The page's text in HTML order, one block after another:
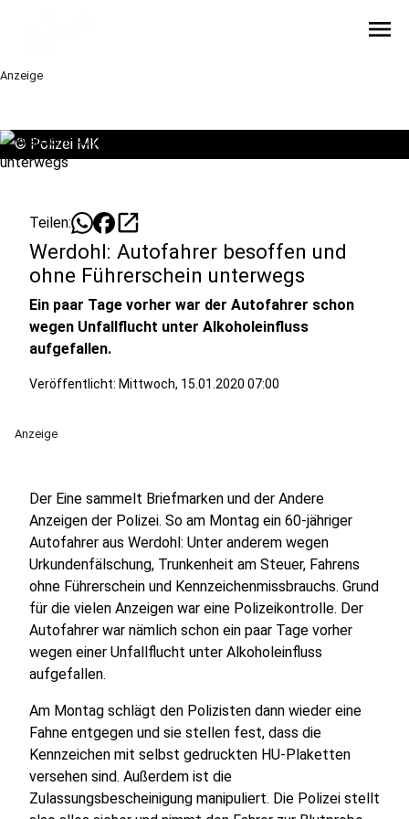
menu
Anzeige
© Polizei MK
Teilen: open_in_new
Werdohl: Autofahrer besoffen und
ohne Führerschein unterwegs
Ein paar Tage vorher war der Autofahrer schon
wegen Unfallflucht unter Alkoholeinfluss
aufgefallen.
Veröffentlicht: Mittwoch, 15.01.2020 07:00
Anzeige
Der Eine sammelt Briefmarken und der Andere
Anzeigen der Polizei. So am Montag ein 60-jähriger
Autofahrer aus Werdohl: Unter anderem wegen
Urkundenfälschung, Trunkenheit am Steuer, Fahrens
ohne Führerschein und Kennzeichenmissbrauchs. Grund
für die vielen Anzeigen war eine Polizeikontrolle. Der
Autofahrer war nämlich schon ein paar Tage vorher
wegen einer Unfallflucht unter Alkoholeinfluss
aufgefallen.
Am Montag schlägt den Polizisten dann wieder eine
Fahne entgegen und sie stellen fest, dass die
Kennzeichen mit selbst gedruckten HU-Plaketten
versehen sind. Außerdem ist die
Zulassungsbescheinigung manipuliert. Die Polizei stellt